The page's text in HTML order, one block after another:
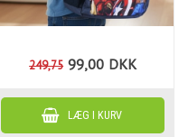
249,75 99,00 DKK